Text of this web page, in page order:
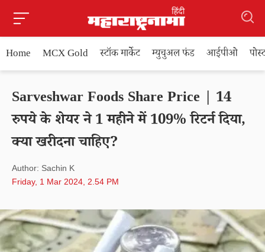
Home MCX Gold स्टॉक मार्केट म्युचुअल फंड आईपीओ
Sarveshwar Foods Share Price | 14
रुपये के शेयर ने 1 महीने में 109% रिटर्न दिया,
क्या खरीदना चाहिए?
Author: Sachin K
Friday, 1 Mar 2024, 2.54 PM